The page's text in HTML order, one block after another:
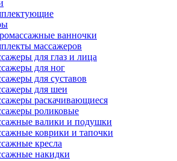
ванночки
массажеров
для глаз и лица
для ног
для суставов
для шеи
раскачивающиеся
роликовые
валики и подушки
коврики и тапочки
кресла
накидки